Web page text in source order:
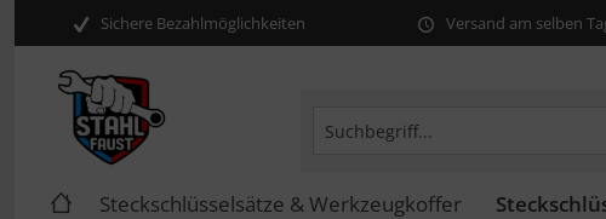
Sichere Bezahlmöglichkeiten Versand am selben
Steckschlüsselsätze & Werkzeugkoffer